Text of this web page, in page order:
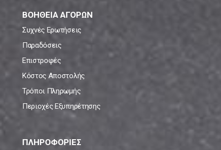
ΒΟΗΘΕΙΑ ΑΓΟΡΩΝ
Συχνές Ερωτήσεις
Παραδόσεις
Επιστροφές
Κόστος Αποστολής
Τρόποι Πληρωμής
Περιοχές Εξυπηρέτησης
ΠΛΗΡΟΦΟΡΙΕΣ